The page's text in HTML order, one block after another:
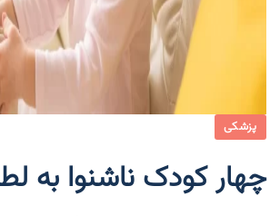
پزشکی
چهار کودک ناشنوا به